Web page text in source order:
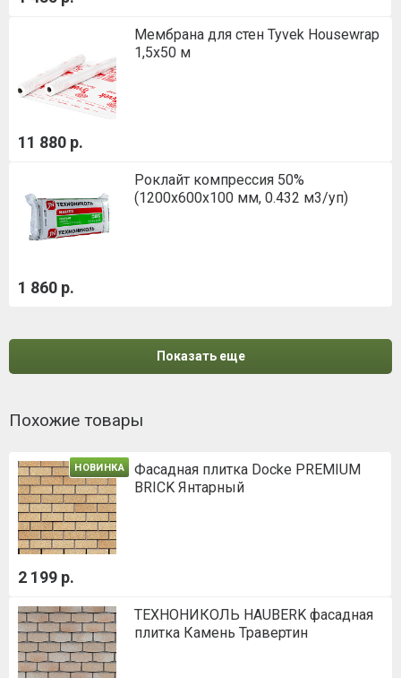
Мембрана для стен Tyvek Housewrap
1,5х50 м
11 880 р.
Роклайт компрессия 50%
(1200х600х100 мм, 0.432 м3/уп)
1 860 р.
Показать еще
Похожие товары
НОВИНКА
Фасадная плитка Docke PREMIUM
BRICK Янтарный
2 199 р.
ТЕХНОНИКОЛЬ HAUBERK фасадная
плитка Камень Травертин